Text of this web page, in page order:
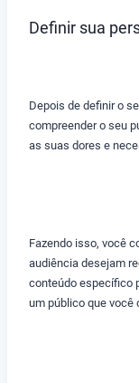
Definir sua
Depois de definir o
compreender o seu
as suas dores e
Fazendo isso, você
audiência desejam
conteúdo específico
um público que você